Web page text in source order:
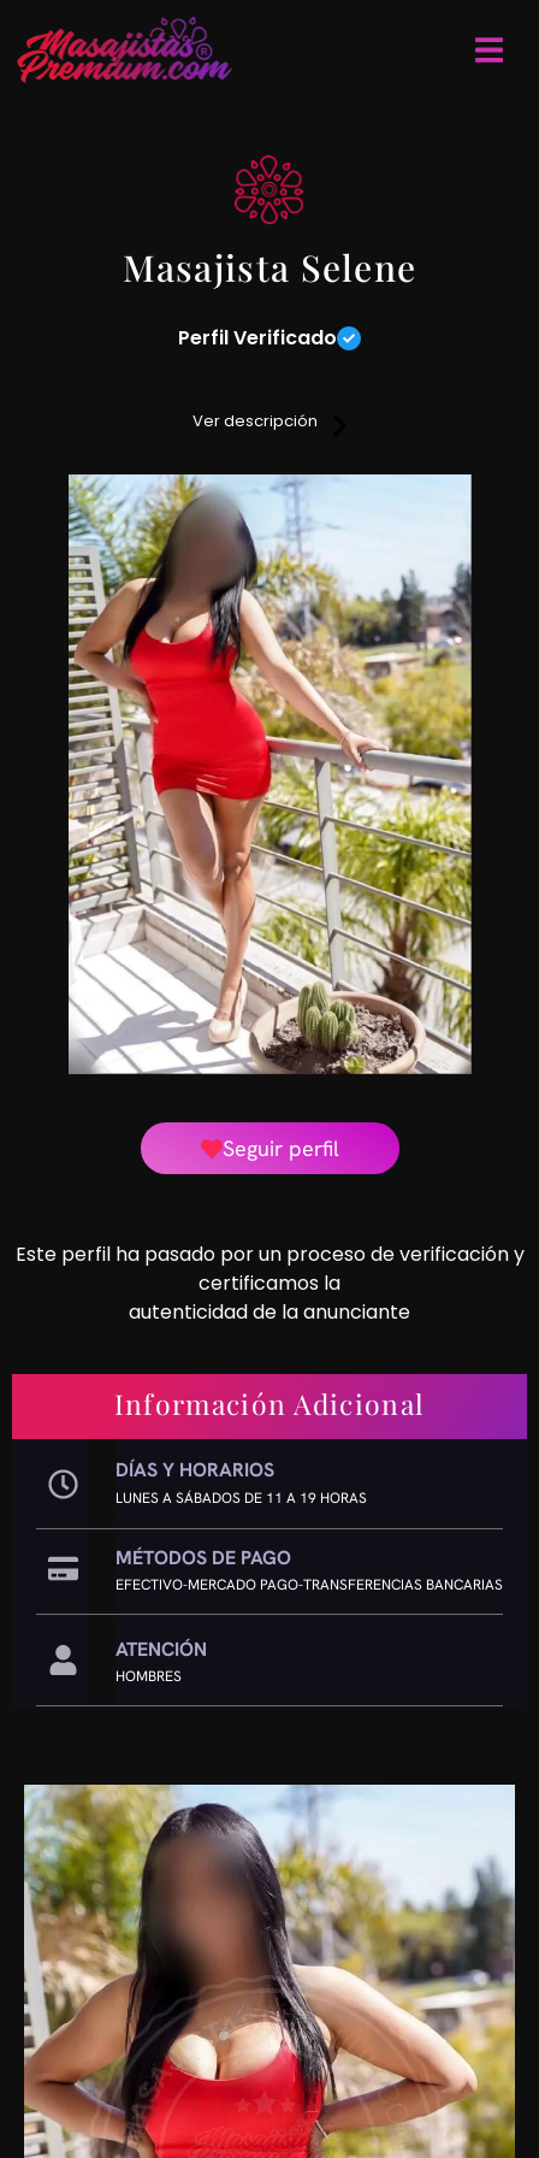
Masajista Selene
Perfil Verificado
deportivos y de tejido profundo (Los masajes son de
excelencia) Atiendo en un lugar exclusivo, terminando con
pies.
Trabajo sobre camilla profesional con música ambiental
para lograr tu relajación mental y renovar tu energía. Los
mejores productos en cuanto a cremas y aceites, dispones
de servicio de ducha para antes y después de cada sesión.
Contamos con técnicas orientales que se realizan en Futón
japonés (Tatami)
Sesión PremiumCalidad de servicio y
total privacidad.
Masajistas en Zona norte, Nordelta.
Ver descripción
Seguir perfil
Este perfil ha pasado por un proceso de verificación y
certificamos la
autenticidad de la anunciante
Información Adicional
DÍAS Y HORARIOS
LUNES A SÁBADOS DE 11 A 19 HORAS
MÉTODOS DE PAGO
EFECTIVO-MERCADO PAGO-TRANSFERENCIAS BANCARIAS
ATENCIÓN
HOMBRES